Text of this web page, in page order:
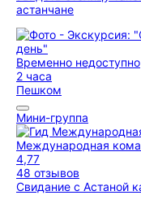
астанчане
Временно недоступно
2 часа
Пешком
Мини-группа
Международная
4,77
48 отзывов
Свидание с Астаной